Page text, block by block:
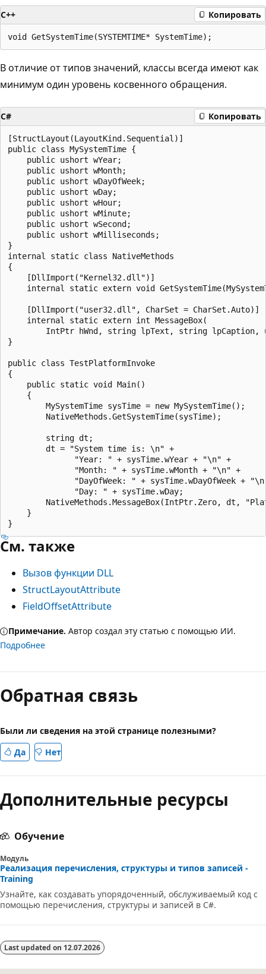
C++ Копировать
В отличие от типов значений, классы всегда имеют как
минимум один уровень косвенного обращения.
C# Копировать
[StructLayout(LayoutKind.Sequential)]
public class MySystemTime {
    public ushort wYear;
    public ushort wMonth;
    public ushort wDayOfWeek;
    public ushort wDay;
    public ushort wHour;
    public ushort wMinute;
    public ushort wSecond;
    public ushort wMilliseconds;
}
internal static class NativeMethods
{
    [DllImport("Kernel32.dll")]
internal static extern void
    [DllImport("user32.dll", CharSet = CharSet.Auto)]
    internal static extern int MessageBox(
IntPtr hWnd, string lpText, string lpCaption,
}
public class TestPlatformInvoke
{
    public static void Main()
    {
        MySystemTime sysTime = new MySystemTime();
        NativeMethods.GetSystemTime(sysTime);
        string dt;
        dt = "System time is: \n" +
              "Year: " + sysTime.wYear + "\n" +
              "Month: " + sysTime.wMonth + "\n" +
"DayOfWeek: " + sysTime.wDayOfWeek +
              "Day: " + sysTime.wDay;
NativeMethods.MessageBox(IntPtr.Zero, dt,
    }
См. также
Вызов функции DLL
StructLayoutAttribute
FieldOffsetAttribute
Примечание. Автор создал эту статью с помощью ИИ.
Подробнее
Обратная связь
Были ли сведения на этой странице полезными?
Да
Нет
Дополнительные ресурсы
Обучение
Модуль
Реализация перечисления, структуры и типов записей -
Training
Узнайте, как создавать упорядоченный, обслуживаемый код с
помощью перечисления, структуры и записей в C#.
Last updated on 12.07.2026